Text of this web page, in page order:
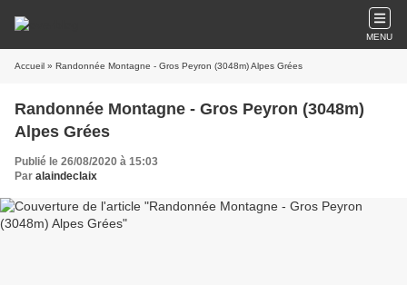
MENU
Accueil » Randonnée Montagne - Gros Peyron (3048m) Alpes Grées
Randonnée Montagne - Gros Peyron (3048m)
Alpes Grées
Publié le 26/08/2020 à 15:03
Par alaindeclaix